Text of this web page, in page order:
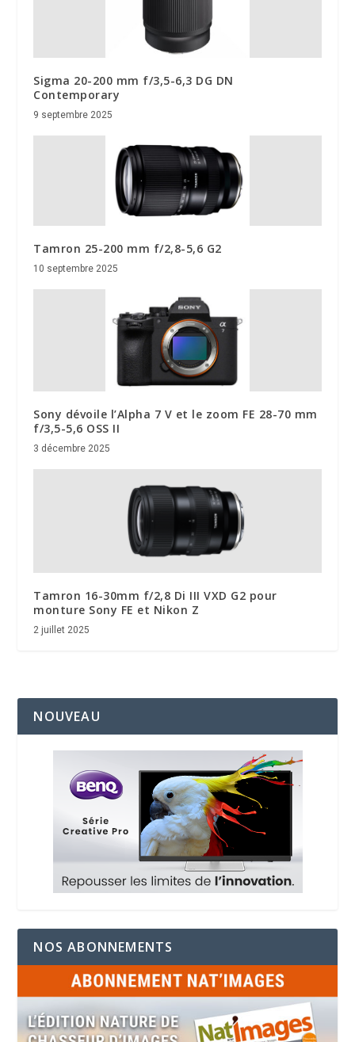
Sigma 20-200 mm f/3,5-6,3 DG DN
Contemporary
9 septembre 2025
Tamron 25-200 mm f/2,8-5,6 G2
10 septembre 2025
Sony dévoile l’Alpha 7 V et le zoom FE 28-70 mm
f/3,5-5,6 OSS II
3 décembre 2025
Tamron 16-30mm f/2,8 Di III VXD G2 pour
monture Sony FE et Nikon Z
2 juillet 2025
NOUVEAU
NOS ABONNEMENTS